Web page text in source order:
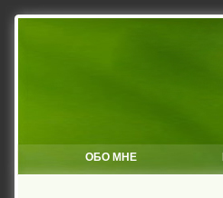
ОБО МНЕ